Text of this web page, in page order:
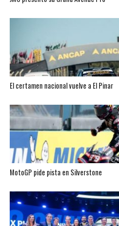
El certamen nacional vuelve a El Pinar
MotoGP pide pista en Silverstone